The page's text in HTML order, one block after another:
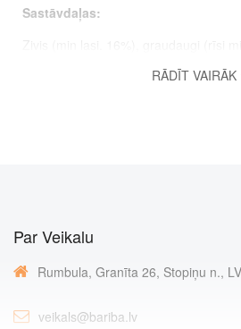
Sastāvdaļas:
olbaltumvielu ekstrakti, eļļas un tauki
Proteīns
Tauki
RĀDĪT VAIRĀK
Par Veikalu
Rumbula, Granīta 26, Stopiņu n.,
veikals@bariba.lv